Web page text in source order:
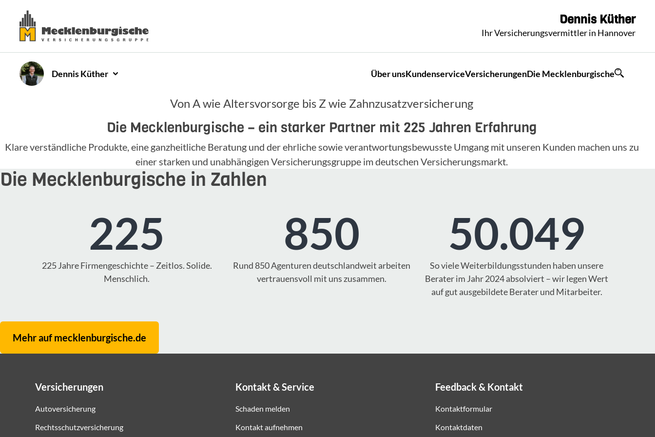
Dennis Küther
Ihr Versicherungsvermittler in Hannover
DennisKüther Über unsKundenserviceVersicherungenDie Mecklenburgische
Von A wie Altersvorsorge bis Z wie Zahnzusatzversicherung
Die Mecklenburgische – ein starker Partner mit 225 Jahren Erfahrung
Klare verständliche Produkte, eine ganzheitliche Beratung und der ehrliche sowie verantwortungsbewusste Umgang mit unseren Kunden machen uns zu
einer starken und unabhängigen Versicherungsgruppe im deutschen Versicherungsmarkt.
Die Mecklenburgische in Zahlen
225
225 Jahre Firmengeschichte – Zeitlos. Solide.
Menschlich.
850
Rund 850 Agenturen deutschlandweit arbeiten
vertrauensvoll mit uns zusammen.
50.049
So viele Weiterbildungsstunden haben unsere
Berater im Jahr 2024 absolviert – wir legen Wert
auf gut ausgebildete Berater und Mitarbeiter.
Mehr auf mecklenburgische.de
Versicherungen
Autoversicherung
Rechtsschutzversicherung
Kontakt & Service
Schaden melden
Kontakt aufnehmen
Feedback & Kontakt
Kontaktformular
Kontaktdaten